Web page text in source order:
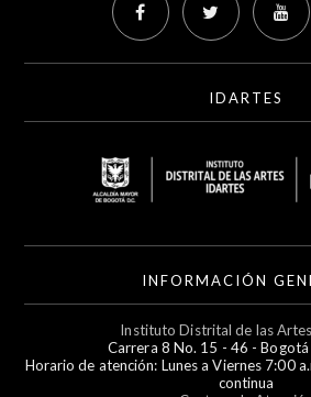
IDARTES
INFORMACIÓN
Instituto Distrital de las
Carrera 8 No. 15 - 46 -
Horario de atención: Lunes a Viernes 7:00
continua